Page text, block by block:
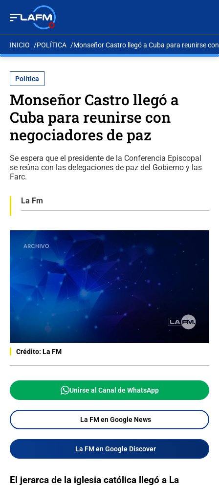
INICIO POLÍTICA Monseñor Castro llegó a Cuba para reunirse
Política
Monseñor Castro llegó a
Cuba para reunirse con
negociadores de paz
Se espera que el presidente de la Conferencia Episcopal
se reúna con las delegaciones de paz del Gobierno y las
Farc.
La Fm
Crédito: La FM
Unirse al Canal de WhatsApp
La FM en Google News
La FM en Google Discover
El jerarca de la iglesia católica llegó a La